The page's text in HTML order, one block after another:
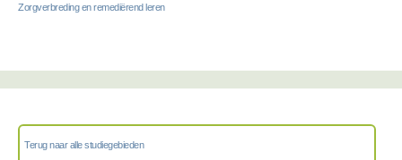
Zorgverbreding en remediërend leren
Terug naar alle studiegebieden